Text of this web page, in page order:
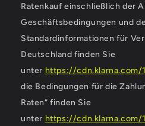
Ratenkauf einschließlich der
Geschäftsbedingungen und
Standardinformationen für
Deutschland finden Sie
unter https://
die Bedingungen für die
Raten“ finden Sie
unter https://